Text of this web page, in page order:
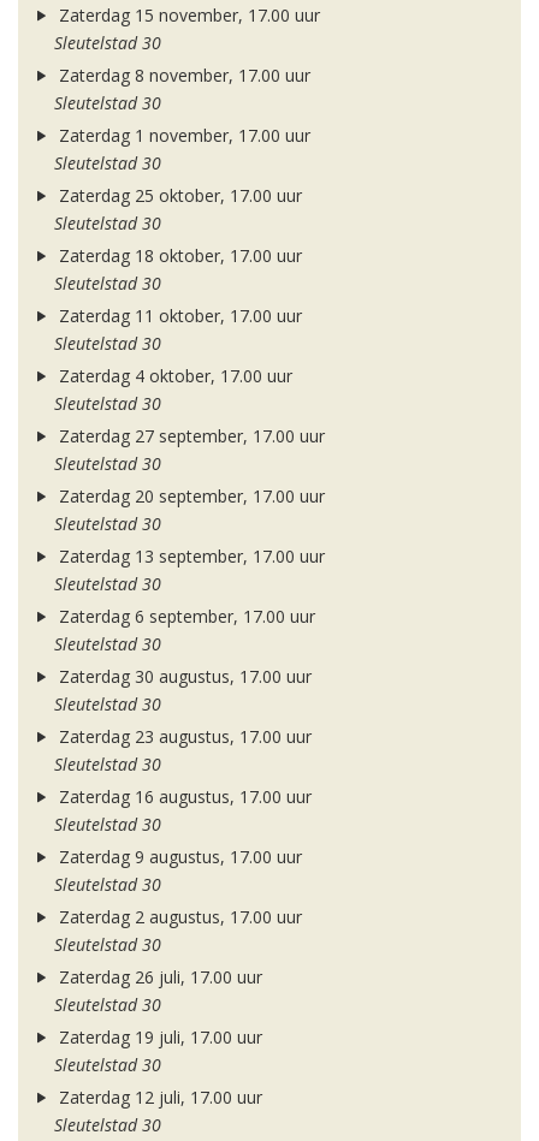
Zaterdag 15 november, 17.00 uur
Sleutelstad 30
Zaterdag 8 november, 17.00 uur
Sleutelstad 30
Zaterdag 1 november, 17.00 uur
Sleutelstad 30
Zaterdag 25 oktober, 17.00 uur
Sleutelstad 30
Zaterdag 18 oktober, 17.00 uur
Sleutelstad 30
Zaterdag 11 oktober, 17.00 uur
Sleutelstad 30
Zaterdag 4 oktober, 17.00 uur
Sleutelstad 30
Zaterdag 27 september, 17.00 uur
Sleutelstad 30
Zaterdag 20 september, 17.00 uur
Sleutelstad 30
Zaterdag 13 september, 17.00 uur
Sleutelstad 30
Zaterdag 6 september, 17.00 uur
Sleutelstad 30
Zaterdag 30 augustus, 17.00 uur
Sleutelstad 30
Zaterdag 23 augustus, 17.00 uur
Sleutelstad 30
Zaterdag 16 augustus, 17.00 uur
Sleutelstad 30
Zaterdag 9 augustus, 17.00 uur
Sleutelstad 30
Zaterdag 2 augustus, 17.00 uur
Sleutelstad 30
Zaterdag 26 juli, 17.00 uur
Sleutelstad 30
Zaterdag 19 juli, 17.00 uur
Sleutelstad 30
Zaterdag 12 juli, 17.00 uur
Sleutelstad 30